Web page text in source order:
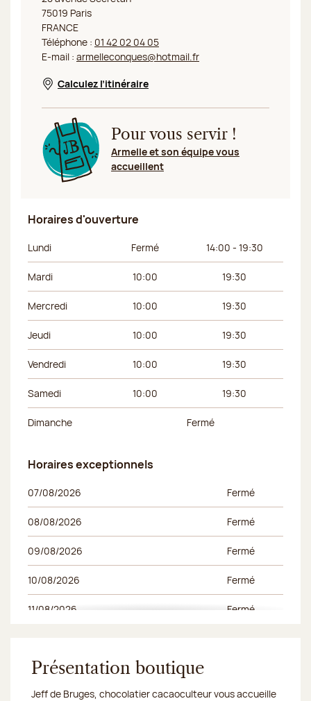
75019 Paris
FRANCE
Téléphone : 01 42 02 04 05
E-mail : armelleconques@hotmail.fr
Nouvelle fenêtre
Calculez l’itinéraire
Pour vous servir !
Armelle et son équipe vous
accueillent
Horaires d'ouverture
Jour de la semaine Horaires du matin Horaires de
Lundi Fermé 14:00 - 19:30
Mardi 10:00 19:30
Mercredi 10:00 19:30
Jeudi 10:00 19:30
Vendredi 10:00 19:30
Samedi 10:00 19:30
Dimanche Fermé
Horaires exceptionnels
Jour de la semaine Horaires de
07/08/2026 Fermé
08/08/2026 Fermé
09/08/2026 Fermé
10/08/2026 Fermé
11/08/2026 Fermé
15/08/2026
16/08/2026 Fermé
Présentation boutique
Jeff de Bruges, chocolatier cacaoculteur vous accueille